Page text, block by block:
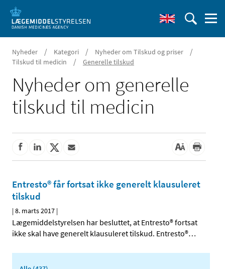
Nyheder / Kategori / Nyheder om Tilskud og priser /
Tilskud til medicin / Generelle tilskud
Nyheder om generelle
tilskud til medicin
Entresto® får fortsat ikke generelt klausuleret
tilskud
|8. marts 2017 |
Lægemiddelstyrelsen har besluttet, at Entresto® fortsat
ikke skal have generelt klausuleret tilskud. Entresto®…